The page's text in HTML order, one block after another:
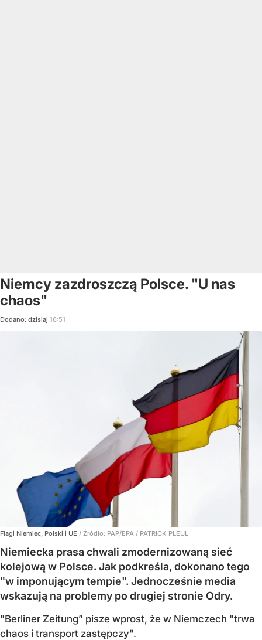
Niemcy zazdroszczą Polsce. "U nas
chaos"
Dodano: dzisiaj 16:51
Flagi Niemiec, Polski i UE / Źródło: PAP/EPA / PATRICK PLEUL
Niemiecka prasa chwali zmodernizowaną sieć
kolejową w Polsce. Jak podkreśla, dokonano tego
"w imponującym tempie". Jednocześnie media
wskazują na problemy po drugiej stronie Odry.
"Berliner Zeitung” pisze wprost, że w Niemczech "trwa
chaos i transport zastępczy".